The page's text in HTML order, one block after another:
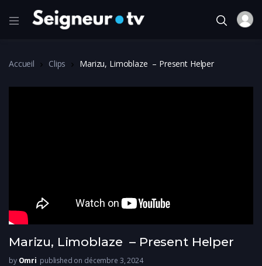
Accueil Clips Marizu, Limoblaze – Present Helper
Marizu, Limoblaze – Present Helper
by Omri published on décembre 3, 2024